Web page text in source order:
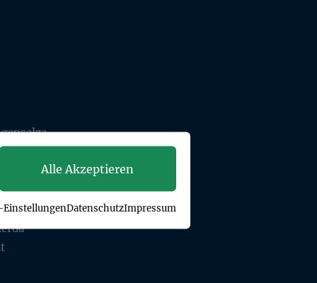
Alle Akzeptieren
EinstellungenDatenschutzImpressum